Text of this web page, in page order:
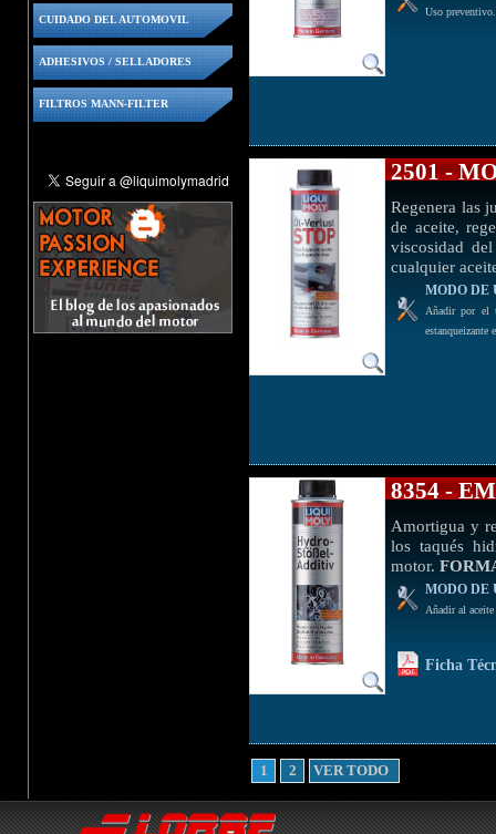
CUIDADO DEL AUTOMOVIL
ADHESIVOS / SELLADORES
FILTROS MANN-FILTER
Uso
2501 -
Regenera las
de aceite,
viscosidad
cualquier
MODO DE
Añadir por el
estanqueizante
8354 -
Amortigua y
los taqués
motor.
MODO DE
Añadir al
Ficha
1 2 VER TODO